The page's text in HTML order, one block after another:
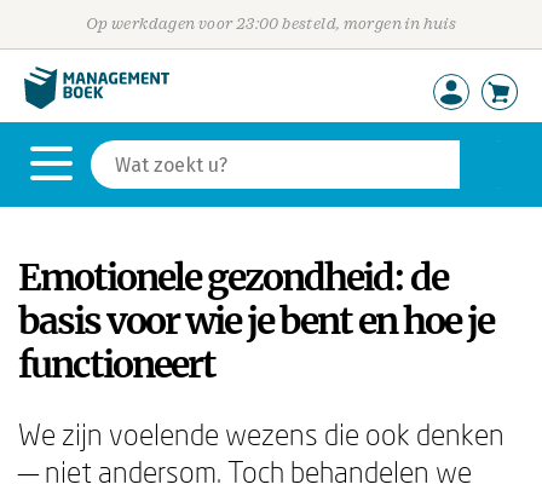
Op werkdagen voor 23:00 besteld, morgen in huis
Emotionele gezondheid: de
basis voor wie je bent en hoe je
functioneert
We zijn voelende wezens die ook denken
— niet andersom. Toch behandelen we